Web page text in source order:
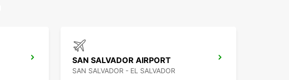
SAN SALVADOR AIRPORT
SAN SALVADOR - EL SALVADOR